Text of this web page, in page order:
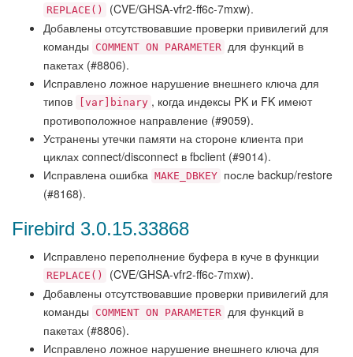
REPLACE()
(CVE/GHSA-vfr2-ff6c-7mxw).
Добавлены отсутствовавшие проверки привилегий для
команды
COMMENT ON PARAMETER для функций в
пакетах (#8806).
Исправлено ложное нарушение внешнего ключа для
типов
[var]binary , когда индексы PK и FK имеют
противоположное направление (#9059).
Устранены утечки памяти на стороне клиента при
циклах connect/disconnect в fbclient (#9014).
Исправлена ошибка MAKE_DBKEY после backup/restore
(#8168).
Firebird 3.0.15.33868
Исправлено переполнение буфера в куче в функции
REPLACE()
(CVE/GHSA-vfr2-ff6c-7mxw).
Добавлены отсутствовавшие проверки привилегий для
команды
COMMENT ON PARAMETER для функций в
пакетах (#8806).
Исправлено ложное нарушение внешнего ключа для